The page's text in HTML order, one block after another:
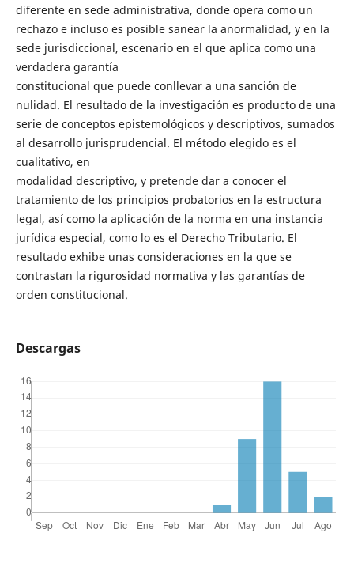
diferente en sede administrativa, donde opera como un
rechazo e incluso es posible sanear la anormalidad, y en la
sede jurisdiccional, escenario en el que aplica como una
verdadera garantía
constitucional que puede conllevar a una sanción de
nulidad. El resultado de la investigación es producto de una
serie de conceptos epistemológicos y descriptivos, sumados
al desarrollo jurisprudencial. El método elegido es el
cualitativo, en
modalidad descriptivo, y pretende dar a conocer el
tratamiento de los principios probatorios en la estructura
legal, así como la aplicación de la norma en una instancia
jurídica especial, como lo es el Derecho Tributario. El
resultado exhibe unas consideraciones en la que se
contrastan la rigurosidad normativa y las garantías de
orden constitucional.
Descargas